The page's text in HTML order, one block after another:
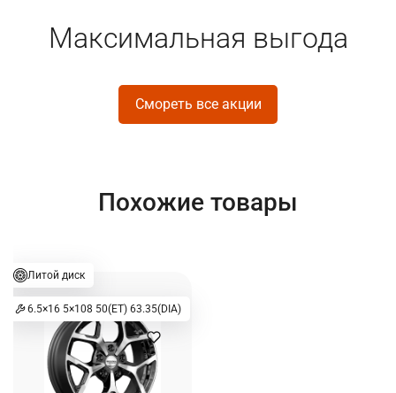
Максимальная выгода
Смореть все акции
Похожие товары
Литой диск
6.5×16 5×108 50(ET) 63.35(DIA)